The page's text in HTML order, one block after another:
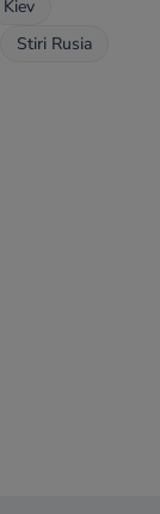
Kiev
Stiri Rusia